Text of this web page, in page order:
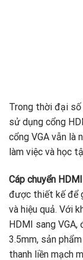
Trong thời đại
sử dụng cổng
cổng VGA vẫn là
làm việc và học
Cáp chuyển
được thiết kế để
và hiệu quả. Với
HDMI sang
3.5mm, sản
thanh liền mạch